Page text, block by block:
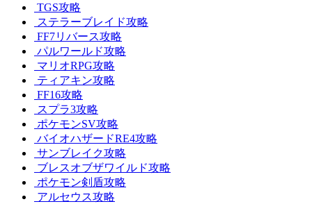
TGS攻略
ステラーブレイド攻略
FF7リバース攻略
パルワールド攻略
マリオRPG攻略
ティアキン攻略
FF16攻略
スプラ3攻略
ポケモンSV攻略
バイオハザードRE4攻略
サンブレイク攻略
ブレスオブザワイルド攻略
ポケモン剣盾攻略
アルセウス攻略